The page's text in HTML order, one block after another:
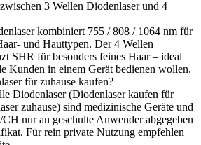
3 Wellen Diodenlaser und 4
kombiniert 755 / 808 / 1064 nm für
und Hauttypen. Der 4 Wellen
SHR für besonders feines Haar – ideal
Kunden in einem Gerät bedienen wollen.
für zuhause kaufen?
Diodenlaser (Diodenlaser kaufen für
zuhause) sind medizinische Geräte und
nur an geschulte Anwender abgegeben
Für rein private Nutzung empfehlen